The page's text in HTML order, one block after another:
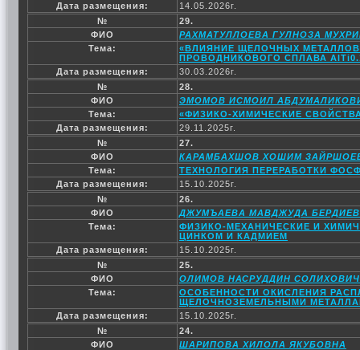
Дата размещения:
14.05.2026г.
№
29.
ФИО
РАХМАТУЛЛОЕВА ГУЛНОЗА
Тема:
«ВЛИЯНИЕ ЩЕЛОЧНЫХ
ПРОВОДНИКОВОГО СПЛАВА
Дата размещения:
30.03.2026г.
№
28.
ФИО
ЭМОМОВ ИСМОИЛ
Тема:
«ФИЗИКО-ХИМИЧЕСКИЕ
Дата размещения:
29.11.2025г.
№
27.
ФИО
КАРАМБАХШОВ ХОШИМ
Тема:
ТЕХНОЛОГИЯ ПЕРЕРАБОТКИ
Дата размещения:
15.10.2025г.
№
26.
ФИО
ДЖУМЪАЕВА МАВДЖУДА
Тема:
ФИЗИКО-МЕХАНИЧЕСКИЕ И
ЦИНКОМ И КАДМИЕМ
Дата размещения:
15.10.2025г.
№
25.
ФИО
ОЛИМОВ НАСРУДДИН СОЛИХОВИЧ
Тема:
ОСОБЕННОСТИ ОКИСЛЕНИЯ
ЩЕЛОЧНОЗЕМЕЛЬНЫМИ
Дата размещения:
15.10.2025г.
№
24.
ФИО
ШАРИПОВА ХИЛОЛА ЯКУБОВНА